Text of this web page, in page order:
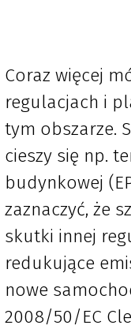
Coraz więcej
regulacjach i
tym obszarze.
cieszy się np.
budynkowej
zaznaczyć, że
skutki innej
redukujące
nowe
2008/50/EC